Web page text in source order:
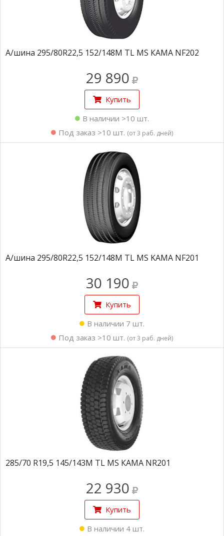
А/шина 295/80R22,5 152/148M TL MS КАМА NF202
29 890
Купить
В наличии >10 шт.
Под заказ >10 шт. (от 3 раб. дней)
А/шина 295/80R22,5 152/148M TL MS KAMA NF201
30 190
Купить
В наличии 7 шт.
Под заказ >10 шт. (от 3 раб. дней)
285/70 R19,5 145/143M TL MS КАМА NR201
22 930
Купить
В наличии 4 шт.